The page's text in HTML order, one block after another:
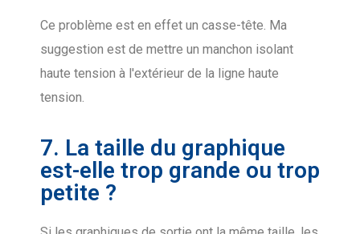
Ce problème est en effet un casse-tête. Ma
suggestion est de mettre un manchon isolant
haute tension à l'extérieur de la ligne haute
tension.
7. La taille du graphique
est-elle trop grande ou trop
petite ?